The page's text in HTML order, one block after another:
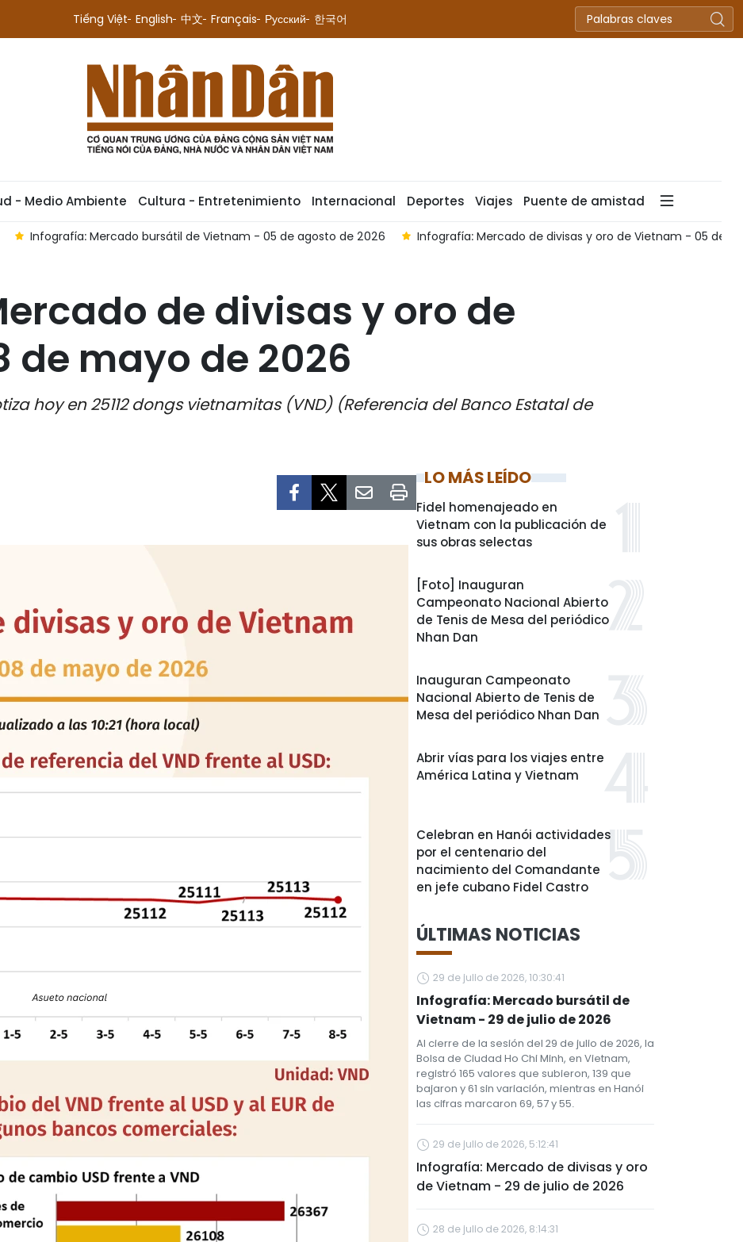
Tiếng Việt English 中文 Français Русский 한국어
- Medio Ambiente Cultura - Entretenimiento Internacional Deportes Viajes Puente de amistad
Infografía: Mercado bursátil de Vietnam - 05 de agosto de 2026 Infografía: Mercado de divisas y oro de Vietnam - 05 de
de divisas y oro de
mayo de 2026
hoy en 25112 dongs vietnamitas (VND) (Referencia del Banco Estatal de
LO MÁS LEÍDO
Fidel homenajeado en
Vietnam con la publicación de
sus obras selectas
[Foto] Inauguran
Campeonato Nacional Abierto
de Tenis de Mesa del periódico
Nhan Dan
Inauguran Campeonato
Nacional Abierto de Tenis de
Mesa del periódico Nhan Dan
Abrir vías para los viajes entre
América Latina y Vietnam
Celebran en Hanói actividades
por el centenario del
nacimiento del Comandante
en jefe cubano Fidel Castro
ÚLTIMAS NOTICIAS
29 de julio de 2026, 10:30:41
Infografía: Mercado bursátil de
Vietnam - 29 de julio de 2026
Al cierre de la sesión del 29 de julio de 2026, la
Bolsa de Ciudad Ho Chi Minh, en Vietnam,
registró 165 valores que subieron, 139 que
bajaron y 61 sin variación, mientras en Hanói
las cifras marcaron 69, 57 y 55.
29 de julio de 2026, 5:12:41
Infografía: Mercado de divisas y oro
de Vietnam - 29 de julio de 2026
28 de julio de 2026, 8:14:31